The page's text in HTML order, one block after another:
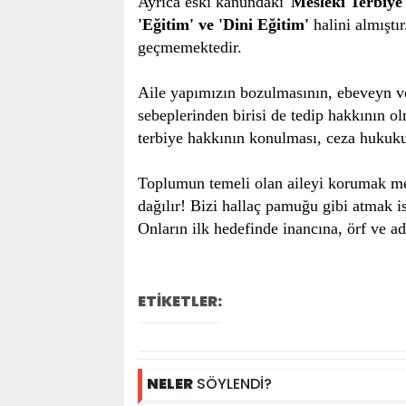
'Eğitim' ve 'Dini Eğitim' halini
geçmemektedir.
Aile yapımızın bozulmasının,
sebeplerinden birisi de tedip hakkının
terbiye hakkının konulması, ceza
Toplumun temeli olan aileyi korumak
dağılır! Bizi hallaç pamuğu gibi atmak
Onların ilk hedefinde inancına, örf ve
ETİKETLER:
NELERSÖYLENDİ?